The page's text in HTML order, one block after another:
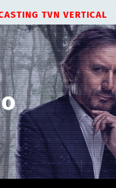
TVN VERTICAL